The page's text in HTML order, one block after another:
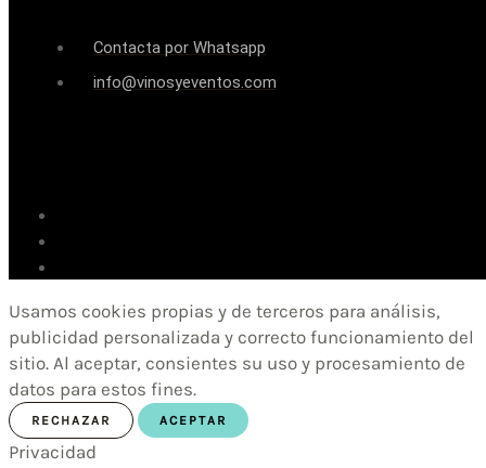
Contacta por Whatsapp
info@vinosyeventos.com
Usamos cookies propias y de terceros para análisis,
publicidad personalizada y correcto funcionamiento del
sitio. Al aceptar, consientes su uso y procesamiento de
datos para estos fines.
RECHAZAR ACEPTAR
Privacidad